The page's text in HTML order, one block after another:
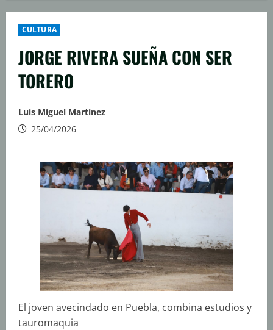
CULTURA
JORGE RIVERA SUEÑA CON SER
TORERO
Luis Miguel Martínez
25/04/2026
El joven avecindado en Puebla, combina estudios y
tauromaquia